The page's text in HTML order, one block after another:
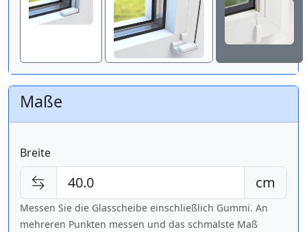
Maße
Breite
cm
Messen Sie die Glasscheibe einschließlich Gummi. An
mehreren Punkten messen und das schmalste Maß